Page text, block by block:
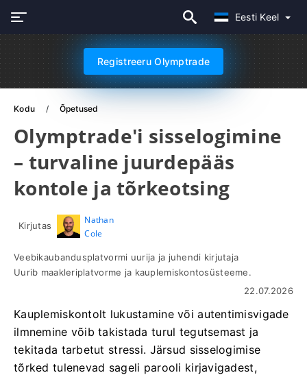
Eesti Keel
Registreeru Olymptrade
Kodu Õpetused
Olymptrade'i sisselogimine
– turvaline juurdepääs
kontole ja tõrkeotsing
Kirjutas
Nathan
Cole
Veebikaubandusplatvormi uurija ja juhendi kirjutaja
Uurib maakleriplatvorme ja kauplemiskontosüsteeme.
22.07.2026
Kauplemiskontolt lukustamine või autentimisvigade
ilmnemine võib takistada turul tegutsemast ja
tekitada tarbetut stressi. Järsud sisselogimise
tõrked tulenevad sageli parooli kirjavigadest,